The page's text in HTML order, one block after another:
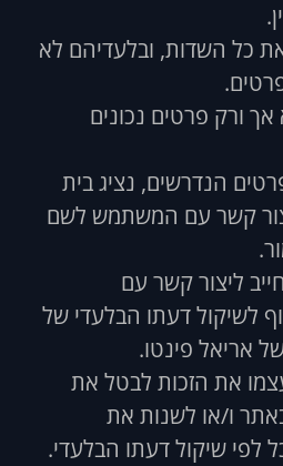
כל השדות, ובלעדיהם לא
ורק פרטים נכונים
הנדרשים, נציג בית
קשר עם המשתמש לשם
ליצור קשר עם
לשיקול דעתו הבלעדי של
אריאל פינטו.
את הזכות לבטל את
ו/או לשנות את
לפי שיקול דעתו הבלעדי.